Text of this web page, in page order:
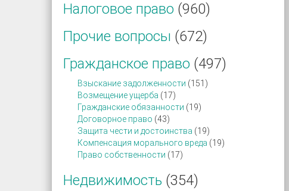
Налоговое право (960)
Прочие вопросы (672)
Гражданское право (497)
Взыскание задолженности (151)
Возмещение ущерба (17)
Гражданские обязанности (19)
Договорное право (43)
Защита чести и достоинства (19)
Компенсация морального вреда (19)
Право собственности (17)
Недвижимость (354)